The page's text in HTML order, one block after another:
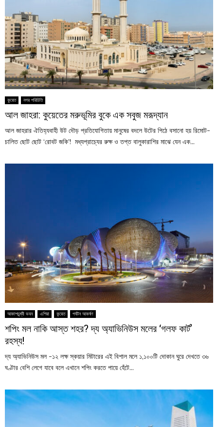
কুয়েত নগর পরিচিতি
আল জাহরা: কুয়েতের মরুভূমির বুকে এক সবুজ মরূদ্যান
আল জাহরার ঐতিহ্যবাহী উট দৌড় প্রতিযোগিতায় মানুষের বদলে উটের পিঠে বসানো হয় রিমোট-
চালিত ছোট ছোট ‘রোবট জকি’! মধ্যপ্রাচ্যের রুক্ষ ও তপ্ত বালুকারাশির মাঝে যেন এক...
আকাশচুম্বী ভবন এশিয়া কুয়েত পর্যটন আকর্ষণ
শপিং মল নাকি আস্ত শহর? দ্য অ্যাভিনিউস মলের ‘গলফ কার্ট’
রহস্য!
দ্য অ্যাভিনিউস মল -১২ লক্ষ স্কয়ার মিটারের এই বিশাল মলে ১,১০০টি দোকান ঘুরে দেখতে ৩৬
ঘণ্টার বেশি লেগে যাবে বলে এখানে শপিং করতে পায়ে হেঁটে...